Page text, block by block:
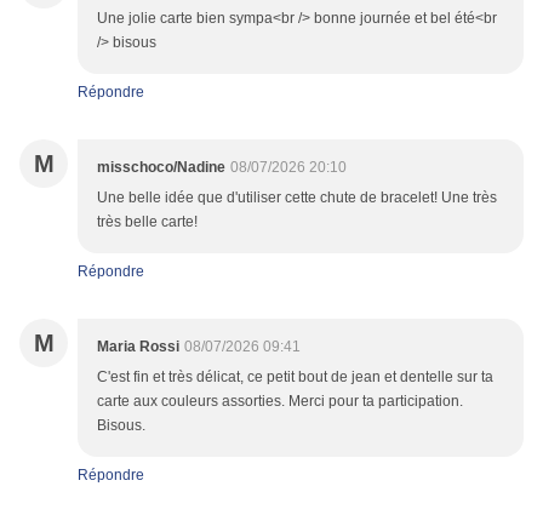
Une jolie carte bien sympa<br /> bonne journée et bel été<br
/> bisous
Répondre
M misschoco/Nadine 08/07/2026 20:10
Une belle idée que d'utiliser cette chute de bracelet! Une très
très belle carte!
Répondre
M Maria Rossi 08/07/2026 09:41
C'est fin et très délicat, ce petit bout de jean et dentelle sur ta
carte aux couleurs assorties. Merci pour ta participation.
Bisous.
Répondre